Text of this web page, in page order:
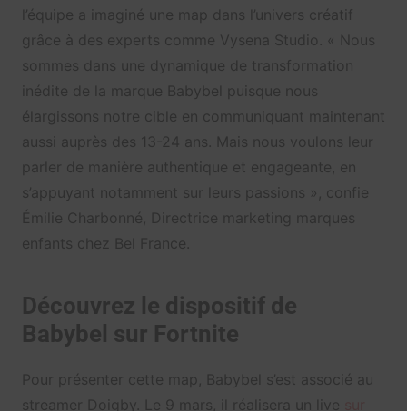
l’équipe a imaginé une map dans l’univers créatif
grâce à des experts comme Vysena Studio. « Nous
sommes dans une dynamique de transformation
inédite de la marque Babybel puisque nous
élargissons notre cible en communiquant maintenant
aussi auprès des 13-24 ans. Mais nous voulons leur
parler de manière authentique et engageante, en
s’appuyant notamment sur leurs passions », confie
Émilie Charbonné, Directrice marketing marques
enfants chez Bel France.
Découvrez le dispositif de
Babybel sur Fortnite
Pour présenter cette map, Babybel s’est associé au
streamer Doigby. Le 9 mars, il réalisera un live